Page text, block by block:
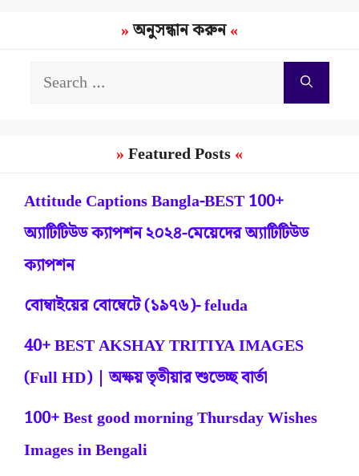
অনুসন্ধান করুন
Search
Featured Posts
Attitude Captions Bangla-BEST 100+
অ্যাটিটিউড ক্যাপশন ২০২৪-মেয়েদের অ্যাটিটিউড
ক্যাপশন
বোম্বাইয়ের বোম্বেটে (১৯৭৬)- feluda
40+ BEST AKSHAY TRITIYA IMAGES
(Full HD) | অক্ষয় তৃতীয়ার শুভেচ্ছ বার্তা
100+ Best good morning Thursday Wishes
Images in Bengali